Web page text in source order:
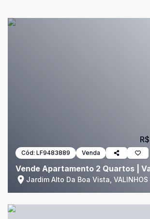
Cód: LF9483889 Venda
Vende Apartamento 2 Quartos |
Jardim Alto Da Boa Vista, VALINHOS